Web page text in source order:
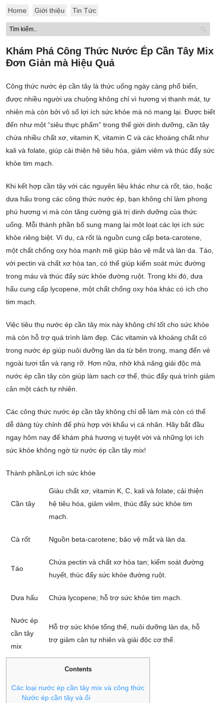
Home Giới thiệu Tin Tức
Khám Phá Công Thức Nước Ép Cần Tây Mix
Đơn Giản mà Hiệu Quả
Công thức nước ép cần tây là thức uống ngày càng phổ biến,
được nhiều người ưa chuộng không chỉ vì hương vị thanh mát, tự
nhiên mà còn bởi vô số lợi ích sức khỏe mà nó mang lại. Được biết
đến như một “siêu thực phẩm” trong thế giới dinh dưỡng, cần tây
chứa nhiều chất xơ, vitamin K, vitamin C và các khoáng chất như
kali và folate, giúp cải thiện hệ tiêu hóa, giảm viêm và thúc đẩy sức
khỏe tim mạch.
Khi kết hợp cần tây với các nguyên liệu khác như cà rốt, táo, hoặc
dưa hấu trong các công thức nước ép, bạn không chỉ làm phong
phú hương vị mà còn tăng cường giá trị dinh dưỡng của thức
uống. Mỗi thành phần bổ sung mang lại một loạt các lợi ích sức
khỏe riêng biệt. Ví dụ, cà rốt là nguồn cung cấp beta-carotene,
một chất chống oxy hóa mạnh mẽ giúp bảo vệ mắt và làn da. Táo,
với pectin và chất xơ hòa tan, có thể giúp kiểm soát mức đường
trong máu và thúc đẩy sức khỏe đường ruột. Trong khi đó, dưa
hấu cung cấp lycopene, một chất chống oxy hóa khác có ích cho
tim mạch.
Việc tiêu thụ nước ép cần tây mix này không chỉ tốt cho sức khỏe
mà còn hỗ trợ quá trình làm đẹp. Các vitamin và khoáng chất có
trong nước ép giúp nuôi dưỡng làn da từ bên trong, mang đến vẻ
ngoài tươi tắn và rạng rỡ. Hơn nữa, nhờ khả năng giải độc mà
nước ép cần tây còn giúp làm sạch cơ thể, thúc đẩy quá trình giảm
cân một cách tự nhiên.
Các công thức nước ép cần tây không chỉ dễ làm mà còn có thể
dễ dàng tùy chỉnh để phù hợp với khẩu vị cá nhân. Hãy bắt đầu
ngay hôm nay để khám phá hương vị tuyệt vời và những lợi ích
sức khỏe không ngờ từ nước ép cần tây mix!
Thành phầnLợi ích sức khỏe
Cần tây
Giàu chất xơ, vitamin K, C, kali và folate; cải thiện
hệ tiêu hóa, giảm viêm, thúc đẩy sức khỏe tim
mạch.
Cà rốt Nguồn beta-carotene; bảo vệ mắt và làn da.
Táo
Chứa pectin và chất xơ hòa tan; kiểm soát đường
huyết, thúc đẩy sức khỏe đường ruột.
Dưa hấu Chứa lycopene; hỗ trợ sức khỏe tim mạch.
Nước ép
cần tây
mix
Hỗ trợ sức khỏe tổng thể, nuôi dưỡng làn da, hỗ
trợ giảm cân tự nhiên và giải độc cơ thể.
Contents
Các loại nước ép cần tây mix và công thức
Nước ép cần tây và ổi